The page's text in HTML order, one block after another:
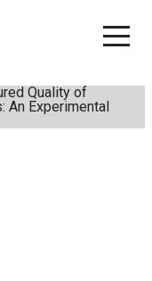
Quality of
An Experimental